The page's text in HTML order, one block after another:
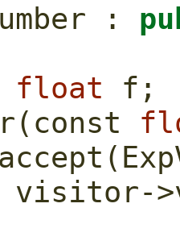
:
float f;
const
visitor-